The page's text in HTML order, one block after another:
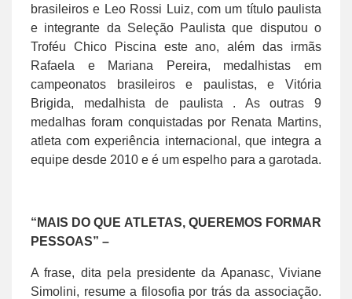
brasileiros e Leo Rossi Luiz, com um título paulista
e integrante da Seleção Paulista que disputou o
Troféu Chico Piscina este ano, além das irmãs
Rafaela e Mariana Pereira, medalhistas em
campeonatos brasileiros e paulistas, e Vitória
Brigida, medalhista de paulista . As outras 9
medalhas foram conquistadas por Renata Martins,
atleta com experiência internacional, que integra a
equipe desde 2010 e é um espelho para a garotada.
“MAIS DO QUE ATLETAS, QUEREMOS FORMAR
PESSOAS” –
A frase, dita pela presidente da Apanasc, Viviane
Simolini, resume a filosofia por trás da associação.